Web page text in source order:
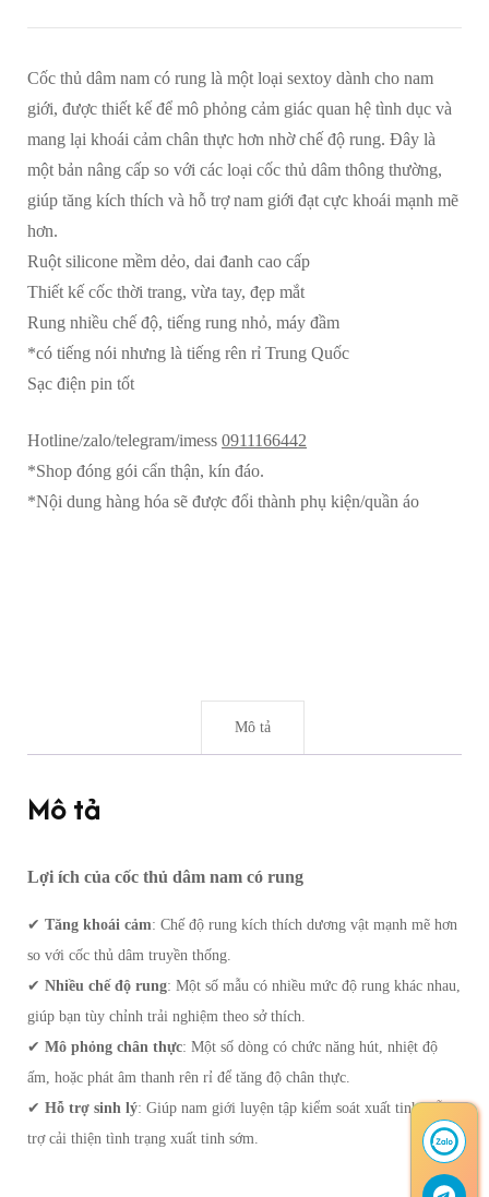
chế
độ
có
tiếng
nói
số
lượng
Cốc thủ dâm nam có rung là một loại sextoy dành cho nam
giới, được thiết kế để mô phỏng cảm giác quan hệ tình dục và
mang lại khoái cảm chân thực hơn nhờ chế độ rung. Đây là
một bản nâng cấp so với các loại cốc thủ dâm thông thường,
giúp tăng kích thích và hỗ trợ nam giới đạt cực khoái mạnh mẽ
hơn.
Ruột silicone mềm dẻo, dai đanh cao cấp
Thiết kế cốc thời trang, vừa tay, đẹp mắt
Rung nhiều chế độ, tiếng rung nhỏ, máy đầm
*có tiếng nói nhưng là tiếng rên rỉ Trung Quốc
Sạc điện pin tốt
Hotline/zalo/telegram/imess 0911166442
*Shop đóng gói cẩn thận, kín đáo.
*Nội dung hàng hóa sẽ được đổi thành phụ kiện/quần áo
Mô tả
Mô tả
Lợi ích của cốc thủ dâm nam có rung
✔ Tăng khoái cảm: Chế độ rung kích thích dương vật mạnh mẽ hơn
so với cốc thủ dâm truyền thống.
✔ Nhiều chế độ rung: Một số mẫu có nhiều mức độ rung khác nhau,
giúp bạn tùy chỉnh trải nghiệm theo sở thích.
✔ Mô phỏng chân thực: Một số dòng có chức năng hút, nhiệt độ
ấm, hoặc phát âm thanh rên rỉ để tăng độ chân thực.
✔ Hỗ trợ sinh lý: Giúp nam giới luyện tập kiểm soát xuất tinh, hỗ
trợ cải thiện tình trạng xuất tinh sớm.